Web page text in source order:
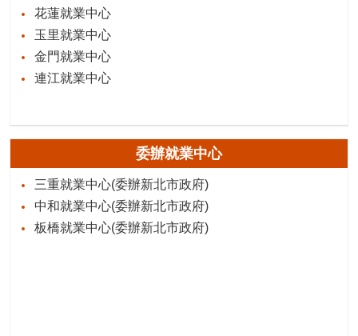
花蓮就業中心
玉里就業中心
金門就業中心
連江就業中心
委辦就業中心
三重就業中心(委辦新北市政府)
中和就業中心(委辦新北市政府)
板橋就業中心(委辦新北市政府)